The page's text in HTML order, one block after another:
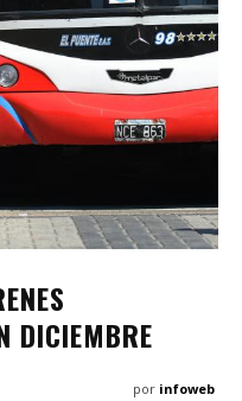
DICIEMBRE
por infoweb